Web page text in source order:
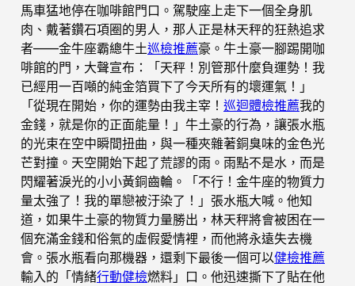
馬車猛地停在咖啡館門口。駕駛座上走下一個全身肌
肉、戴著鑽石項圈的男人，那人正是林天秤的狂熱追求
者——金牛座霸總牛土巡檢推薦豪。牛土豪一腳踢開咖
啡館的門，大聲宣布：「天秤！別管那什麼負運勢！我
已經用一百噸的純金箔買下了今天所有的壞運氣！」
「從現在開始，你的運勢由我主宰！ 巡迴體檢推薦我的
金錢，就是你的正面能量！」牛土豪的行為，讓張水瓶
的光束在空中瞬間扭曲，與一種夾雜著銅臭味的金色光
芒對撞。天空開始下起了荒謬的雨。雨點不是水，而是
閃耀著淚光的小小黃銅齒輪。「不行！金牛座的物質力
量太強了！我的單戀被汙染了！」張水瓶大喊。他知
道，如果牛土豪的物質力量勝出，林天秤將會被困在一
個充滿金錢和俗氣的虛假愛情裡，而他將永遠失去機
會。張水瓶看向那機器，還剩下最後一個可以健檢推薦
輸入的「情緒行動健檢燃料」口。他迅速撕下了貼在他